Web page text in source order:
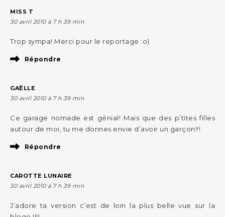
MISS T
30 avril 2010 à 7 h 39 min
Trop sympa! Merci pour le reportage :o)
Répondre
GAËLLE
30 avril 2010 à 7 h 39 min
Ce garage nomade est génial! Mais que des p’tites filles
autour de moi, tu me donnes envie d’avoir un garçon!!!
Répondre
CAROTTE LUNAIRE
30 avril 2010 à 7 h 39 min
J’adore ta version c’est de loin la plus belle vue sur la